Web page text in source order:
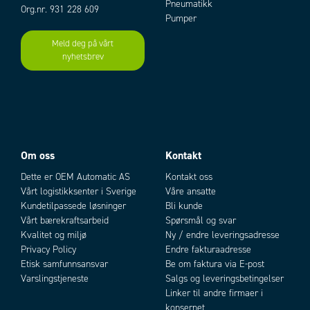
Temperaturområde fra -15 °C
Temperaturområde til
Add to existing cart row
Org.nr. 931 228 609
Meld deg på vårt
nyhetsbrev
Pneumatikk
Pumper
Om oss
Dette er OEM Automatic AS
Vårt logistikksenter i Sverige
Kundetilpassede løsninger
Vårt bærekraftsarbeid
Kvalitet og miljø
Privacy Policy
Etisk samfunnsansvar
Varslingstjeneste
Kontakt
Kontakt oss
Våre ansatte
Bli kunde
Spørsmål og svar
Ny / endre leveringsadresse
Endre fakturaadresse
Be om faktura via E-post
Salgs og leveringsbetingelser
Linker til andre firmaer i